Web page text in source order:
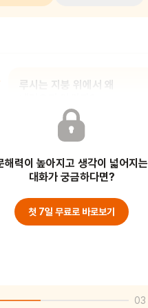
루시는 지붕 위에서 왜
구들은 올라오지 못하게 하고 자기만
지붕 위에 계속
해력이 높아지고 생각이 넓어지는
대화가 궁금하다면?
첫 7일 무료로 바로보기
03